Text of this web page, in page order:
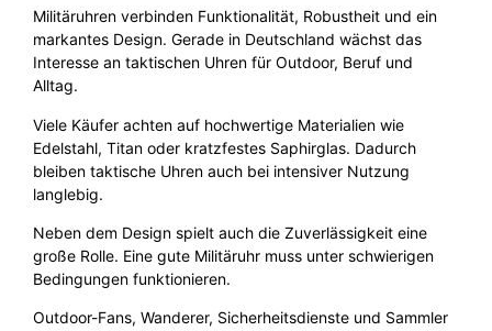
Militäruhren verbinden Funktionalität, Robustheit und ein
markantes Design. Gerade in Deutschland wächst das
Interesse an taktischen Uhren für Outdoor, Beruf und
Alltag.
Viele Käufer achten auf hochwertige Materialien wie
Edelstahl, Titan oder kratzfestes Saphirglas. Dadurch
bleiben taktische Uhren auch bei intensiver Nutzung
langlebig.
Neben dem Design spielt auch die Zuverlässigkeit eine
große Rolle. Eine gute Militäruhr muss unter schwierigen
Bedingungen funktionieren.
Outdoor-Fans, Wanderer, Sicherheitsdienste und Sammler